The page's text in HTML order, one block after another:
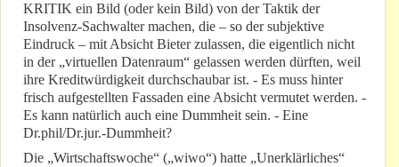
KRITIK ein Bild (oder kein Bild) von der Taktik der
Insolvenz-Sachwalter machen, die – so der subjektive
Eindruck – mit Absicht Bieter zulassen, die eigentlich nicht
in der „virtuellen Datenraum“ gelassen werden dürften, weil
ihre Kreditwürdigkeit durchschaubar ist. - Es muss hinter
frisch aufgestellten Fassaden eine Absicht vermutet werden. -
Es kann natürlich auch eine Dummheit sein. - Eine
Dr.phil/Dr.jur.-Dummheit?
Die „Wirtschaftswoche“ („wiwo“) hatte „Unerklärliches“